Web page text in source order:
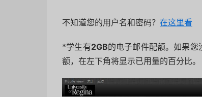
不知道您的用户名和密码？ 在这里看
*学生有2GB的电子邮件配额。如果
额，在左下角将显示已用量的百分比。